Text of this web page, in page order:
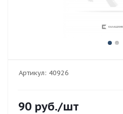
Артикул: 40926
90 руб./шт